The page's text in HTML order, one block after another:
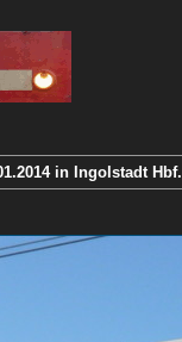
in Ingolstadt Hbf.